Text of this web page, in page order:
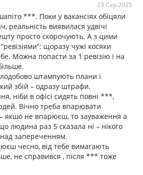
23 Сер 2025
***. Поки у вакансіях обіцяли
реальність виявилася удвічі
просто скорочують. А з цими
щоразу чужі косяки
Можна попасти за 1 ревізію і на
штампують плани і
збій – одразу штрафи.
ніби в офісі сидять повні ***,
Вічно треба впарювати
– якшо не впарюєш, то зауваження а
людина раз 5 сказала ні – нікого
запереченням.
чесно, від тебе вимагають
не справився , після *** тоже